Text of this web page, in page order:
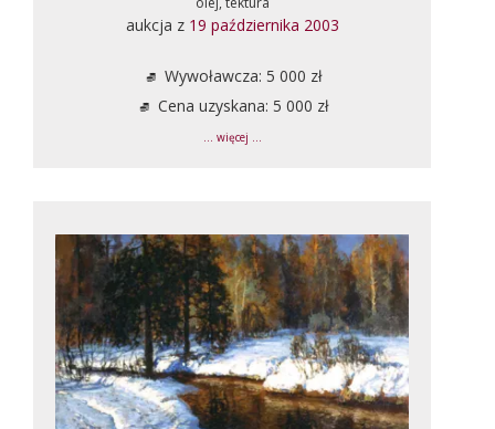
aukcja z 19 października 2003
Wywoławcza: 5 000 zł
Cena uzyskana: 5 000 zł
... więcej ...